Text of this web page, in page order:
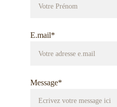
E.mail*
Message*